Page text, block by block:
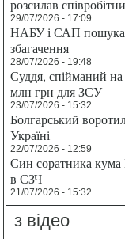
розсилав
29/07/2026 - 17:09
НАБУ і САП
збагачення
28/07/2026 - 19:48
Суддя, спійманий
млн грн для ЗСУ
23/07/2026 - 15:32
Болгарський
Україні
22/07/2026 - 12:59
Син соратника кума
в СЗЧ
21/07/2026 - 15:32
з відео